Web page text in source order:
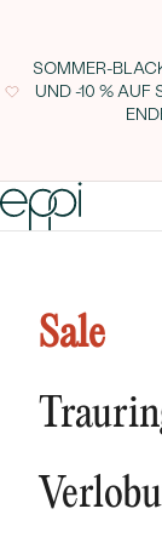
SOMMER-
UND -10 % AUF
Sale
Xenia